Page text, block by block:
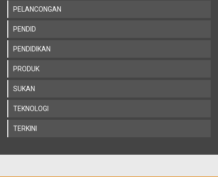
PELANCONGAN
PENDID
PENDIDIKAN
PRODUK
SUKAN
TEKNOLOGI
TERKINI